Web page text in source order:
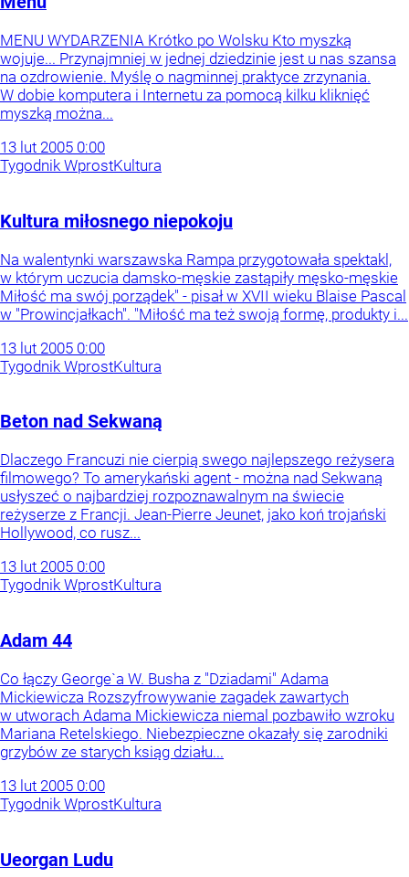
MENU WYDARZENIA Krótko po Wolsku Kto myszką
wojuje... Przynajmniej w jednej dziedzinie jest u nas szansa
na ozdrowienie. Myślę o nagminnej praktyce zrzynania.
W dobie komputera i Internetu za pomocą kilku kliknięć
myszką można...
13 lut 2005 0:00
Tygodnik WprostKultura
Kultura miłosnego niepokoju
Na walentynki warszawska Rampa przygotowała spektakl,
w którym uczucia damsko-męskie zastąpiły męsko-męskie
Miłość ma swój porządek" - pisał w XVII wieku Blaise Pascal
w "Prowincjałkach". "Miłość ma też swoją formę, produkty i...
13 lut 2005 0:00
Tygodnik WprostKultura
Beton nad Sekwaną
Dlaczego Francuzi nie cierpią swego najlepszego reżysera
filmowego? To amerykański agent - można nad Sekwaną
usłyszeć o najbardziej rozpoznawalnym na świecie
reżyserze z Francji. Jean-Pierre Jeunet, jako koń trojański
Hollywood, co rusz...
13 lut 2005 0:00
Tygodnik WprostKultura
Adam 44
Co łączy George`a W. Busha z "Dziadami" Adama
Mickiewicza Rozszyfrowywanie zagadek zawartych
w utworach Adama Mickiewicza niemal pozbawiło wzroku
Mariana Retelskiego. Niebezpieczne okazały się zarodniki
grzybów ze starych ksiąg działu...
13 lut 2005 0:00
Tygodnik WprostKultura
Ueorgan Ludu